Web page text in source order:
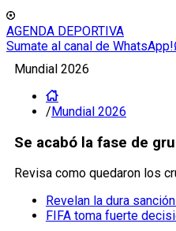
AGENDA DEPORTIVA
Sumate al canal de WhatsApp!
Mundial 2026
/Mundial 2026
Se acabó la fase de
Revisa como quedaron los
Revelan la dura
FIFA toma fuerte